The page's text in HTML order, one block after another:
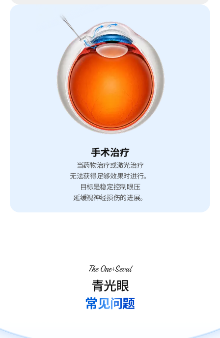
手术治疗
当药物治疗或激光治疗
无法获得足够效果时进行。
目标是稳定控制眼压
延缓视神经损伤的进展。
The One Seoul
青光眼
常见问题